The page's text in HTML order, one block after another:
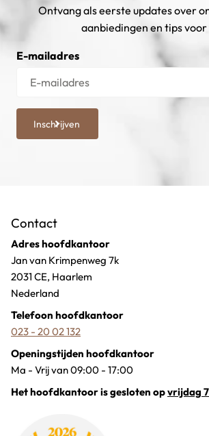
Ontvang als eerste updates over
aanbiedingen en tips voor
E-mailadres
Inschrijven
Contact
Adres hoofdkantoor
Jan van Krimpenweg 7k
2031 CE, Haarlem
Nederland
Telefoon hoofdkantoor
023 - 20 02 132
Openingstijden hoofdkantoor
Ma - Vrij van 09:00 - 17:00
Het hoofdkantoor is gesloten opvrijdag